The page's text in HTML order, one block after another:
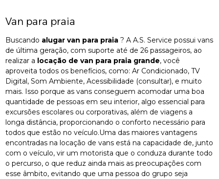
Van para praia
Buscando alugar van para praia ? A A.S. Service possui vans
de última geração, com suporte até de 26 passageiros, ao
realizar a locação de van para praia grande, você
aproveita todos os benefícios, como: Ar Condicionado, TV
Digital, Som Ambiente, Acessibilidade (consultar), e muito
mais. Isso porque as vans conseguem acomodar uma boa
quantidade de pessoas em seu interior, algo essencial para
excursões escolares ou corporativas, além de viagens a
longa distância, proporcionando o conforto necessário para
todos que estão no veículo.Uma das maiores vantagens
encontradas na locação de vans está na capacidade de, junto
com o veículo, vir um motorista que o conduza durante todo
o percurso, o que reduz ainda mais as preocupações com
esse âmbito, evitando que uma pessoa do grupo seja